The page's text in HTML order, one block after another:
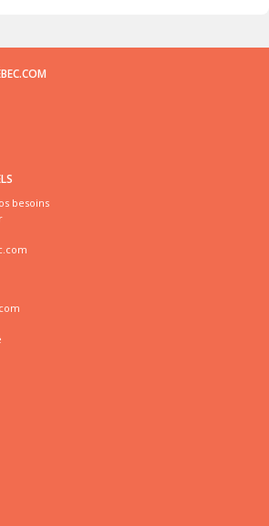
besoins